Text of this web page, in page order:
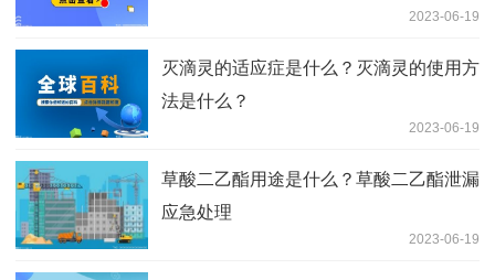
2023-06-19
灭滴灵的适应症是什么？灭滴灵的使用方
法是什么？
2023-06-19
草酸二乙酯用途是什么？草酸二乙酯泄漏
应急处理
2023-06-19